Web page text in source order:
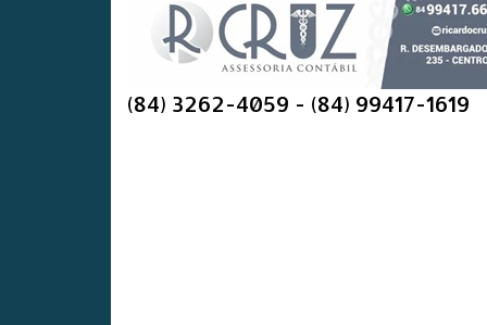
(84) 3262-4059 - (84) 99417-1619